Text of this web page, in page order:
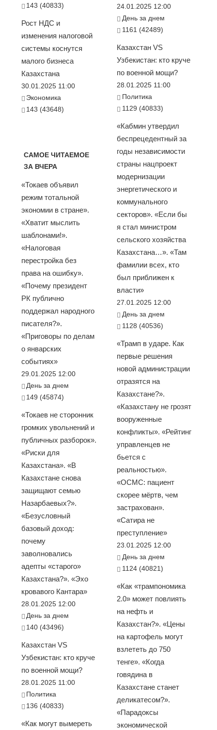
143 (40833)
Рост НДС и
изменения налоговой
системы коснутся
малого бизнеса
Казахстана
30.01.2025 11:00
Экономика
143 (43648)
САМОЕ ЧИТАЕМОЕ
ЗА ВЧЕРА
«Токаев объявил
режим тотальной
экономии в стране».
«Хватит мыслить
шаблонами!».
«Налоговая
перестройка без
права на ошибку».
«Почему президент
РК публично
поддержал народного
писателя?».
«Приговоры по делам
о январских
событиях»
29.01.2025 12:00
День за днем
149 (45874)
«Токаев не сторонник
громких увольнений и
публичных разборок».
«Риски для
Казахстана». «В
Казахстане снова
защищают семью
Назарбаевых?».
«Безусловный
базовый доход:
почему
заволновались
адепты «старого»
Казахстана?». «Эхо
кровавого Кантара»
28.01.2025 12:00
День за днем
140 (43496)
Казахстан VS
Узбекистан: кто круче
по военной мощи?
28.01.2025 11:00
Политика
136 (40833)
«Как могут вымереть
24.01.2025 12:00
День за днем
1161 (42489)
Казахстан VS
Узбекистан: кто круче
по военной мощи?
28.01.2025 11:00
Политика
1129 (40833)
«Кабмин утвердил
беспрецедентный за
годы независимости
страны нацпроект
модернизации
энергетического и
коммунального
секторов». «Если бы
я стал министром
сельского хозяйства
Казахстана…». «Там
фамилии всех, кто
был приближен к
власти»
27.01.2025 12:00
День за днем
1128 (40536)
«Трамп в ударе. Как
первые решения
новой администрации
отразятся на
Казахстане?».
«Казахстану не грозят
вооруженные
конфликты». «Рейтинг
управленцев не
бьется с
реальностью».
«ОСМС: пациент
скорее мёртв, чем
застрахован».
«Сатира не
преступление»
23.01.2025 12:00
День за днем
1124 (40821)
«Как «трампономика
2.0» может повлиять
на нефть и
Казахстан?». «Цены
на картофель могут
взлететь до 750
тенге». «Когда
говядина в
Казахстане станет
деликатесом?».
«Парадоксы
экономической